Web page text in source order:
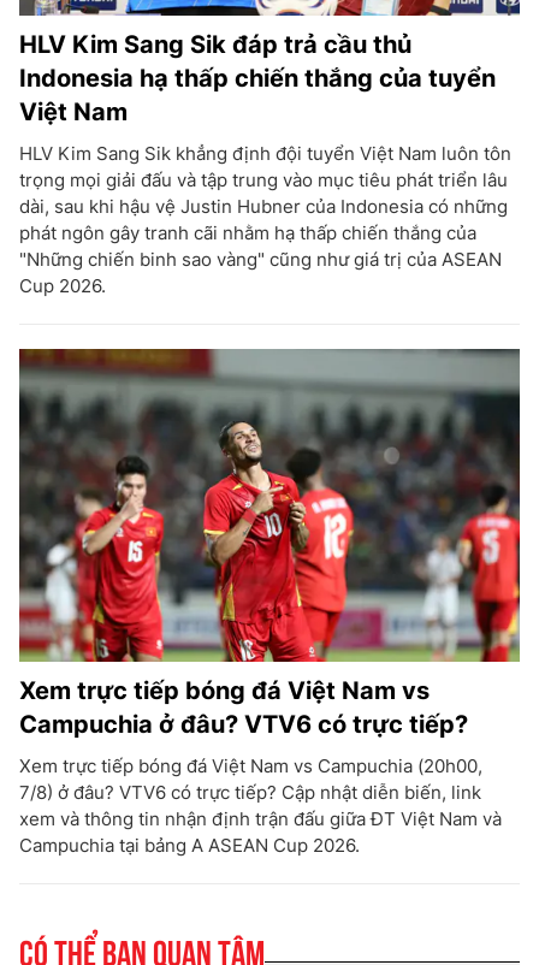
HLV Kim Sang Sik đáp trả cầu thủ
Indonesia hạ thấp chiến thắng của tuyển
Việt Nam
HLV Kim Sang Sik khẳng định đội tuyển Việt Nam luôn tôn
trọng mọi giải đấu và tập trung vào mục tiêu phát triển lâu
dài, sau khi hậu vệ Justin Hubner của Indonesia có những
phát ngôn gây tranh cãi nhằm hạ thấp chiến thắng của
"Những chiến binh sao vàng" cũng như giá trị của ASEAN
Cup 2026.
Xem trực tiếp bóng đá Việt Nam vs
Campuchia ở đâu? VTV6 có trực tiếp?
Xem trực tiếp bóng đá Việt Nam vs Campuchia (20h00,
7/8) ở đâu? VTV6 có trực tiếp? Cập nhật diễn biến, link
xem và thông tin nhận định trận đấu giữa ĐT Việt Nam và
Campuchia tại bảng A ASEAN Cup 2026.
Có thể bạn quan tâm